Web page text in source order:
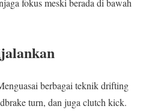
fokus meski berada di bawah
berbagai teknik drifting
turn, dan juga clutch kick.